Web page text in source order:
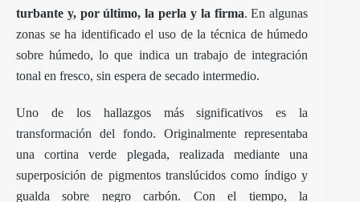
turbante y, por último, la perla y la firma. En algunas
zonas se ha identificado el uso de la técnica de húmedo
sobre húmedo, lo que indica un trabajo de integración
tonal en fresco, sin espera de secado intermedio.
Uno de los hallazgos más significativos es la
transformación del fondo. Originalmente representaba
una cortina verde plegada, realizada mediante una
superposición de pigmentos translúcidos como índigo y
gualda sobre negro carbón. Con el tiempo, la